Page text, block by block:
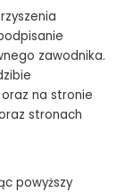
zawodnika.
na stronie
stronach
powyższy